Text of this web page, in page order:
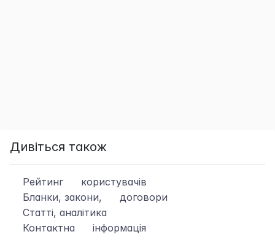
Дивіться також
Рейтинг
користувачів
Бланки, закони,
договори
Статті, аналітика
Контактна
інформація